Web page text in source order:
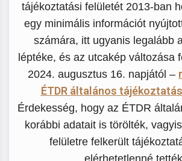
tájékoztatási felületét 2013-ban
egy minimális információt
számára, itt ugyanis legalább
léptéke, és az utcakép változása
2024. augusztus 16. napjától –
ÉTDR általános
Érdekesség, hogy az ÉTDR
korábbi adatait is törölték,
felületre felkerült